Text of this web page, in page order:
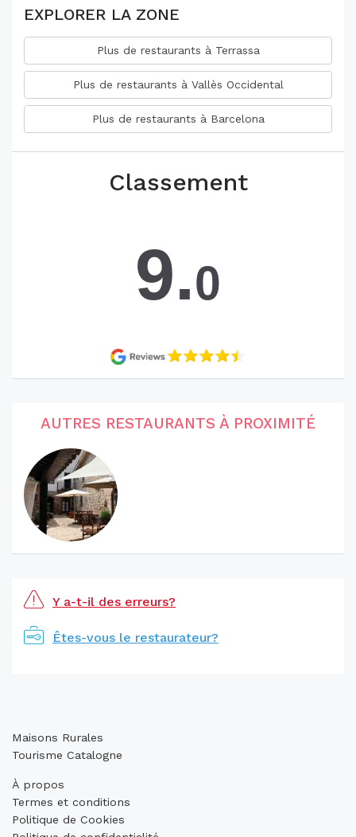
EXPLORER LA ZONE
Plus de restaurants à Terrassa
Plus de restaurants à Vallès Occidental
Plus de restaurants à Barcelona
Classement
9.0
AUTRES RESTAURANTS À PROXIMITÉ
Y a-t-il des erreurs?
Êtes-vous le restaurateur?
Maisons Rurales
Tourisme Catalogne
À propos
Termes et conditions
Politique de Cookies